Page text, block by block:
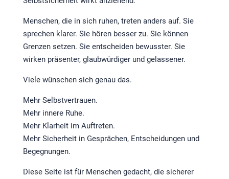
Menschen, die in sich ruhen, treten anders auf. Sie
sprechen klarer. Sie hören besser zu. Sie können
Grenzen setzen. Sie entscheiden bewusster. Sie
wirken präsenter, glaubwürdiger und gelassener.
Viele wünschen sich genau das.
Mehr Selbstvertrauen.
Mehr innere Ruhe.
Mehr Klarheit im Auftreten.
Mehr Sicherheit in Gesprächen, Entscheidungen und
Begegnungen.
Diese Seite ist für Menschen gedacht, die sicherer